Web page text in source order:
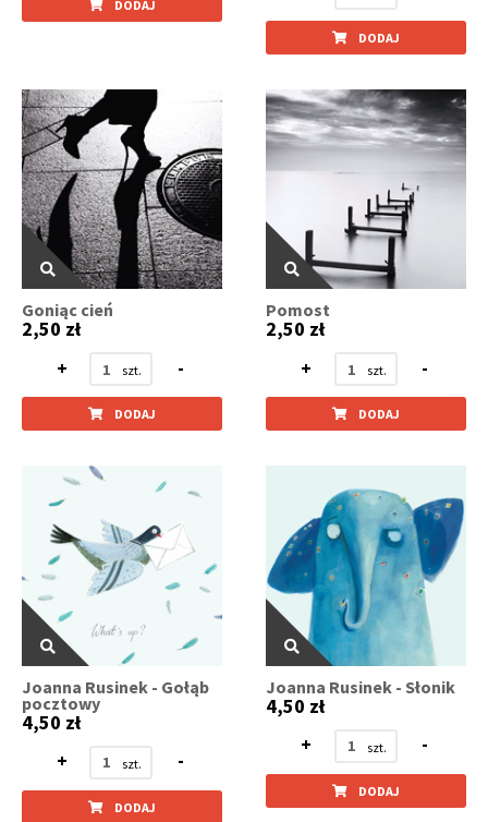
DODAJ
DODAJ
Goniąc cień
2,50 zł
+
-
DODAJ
Pomost
2,50 zł
+
-
DODAJ
Joanna Rusinek - Gołąb
pocztowy
4,50 zł
+
-
DODAJ
Joanna Rusinek - Słonik
4,50 zł
+
-
DODAJ